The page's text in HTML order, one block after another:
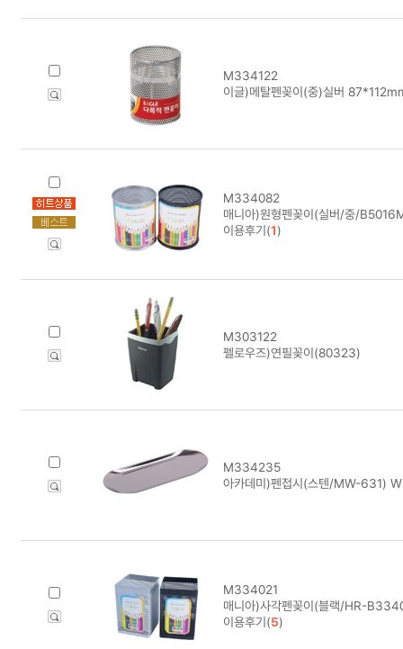
M334122
이글)메탈펜꽂이(중)실버
M334082
매니아)원형펜꽂이(실버/중/
이용후기(1)
M303122
펠로우즈)연필꽂이(80323)
M334235
아카데미)펜접시(스텐/MW-631)
M334021
매니아)사각펜꽂이(블랙/HR-
이용후기(5)